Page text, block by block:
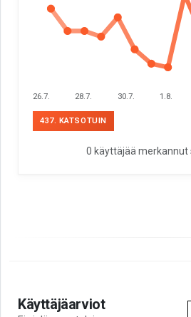
26.7. 28.7. 30.7. 1.8.
437. KATSOTUIN
0 käyttäjää merkannut
Käyttäjäarviot